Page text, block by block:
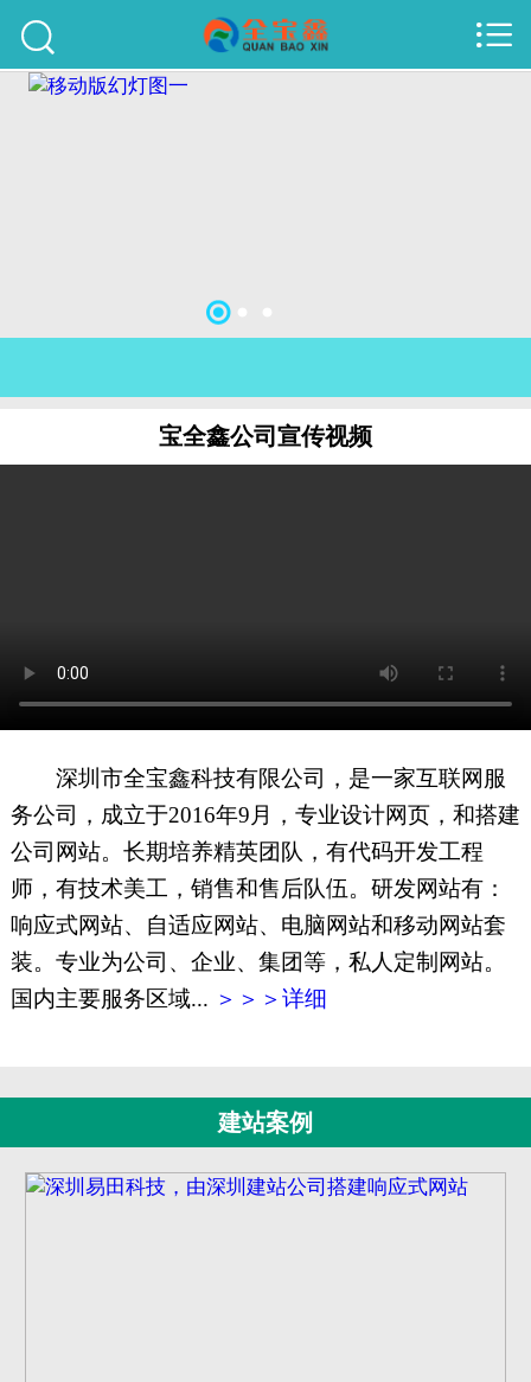
关于我们
联系我们
51La
XML地图


宝全鑫公司宣传视频
深圳市全宝鑫科技有限公司，是一家互联网服
务公司，成立于2016年9月，专业设计网页，和搭建
公司网站。长期培养精英团队，有代码开发工程
师，有技术美工，销售和售后队伍。研发网站有：
响应式网站、自适应网站、电脑网站和移动网站套
装。专业为公司、企业、集团等，私人定制网站。
国内主要服务区域... ＞＞＞详细
建站案例